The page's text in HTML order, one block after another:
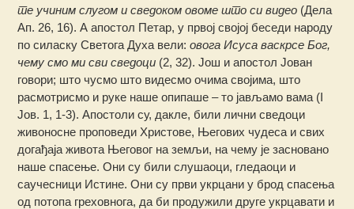
те учиним слугом и сведоком овоме што си видео (Дела
Ап. 26, 16). А апостол Петар, у првој својој беседи народу
по силаску Светога Духа вели:овога Исуса васкрсе Бог,
чему смо ми сви сведоци (2, 32). Још и апостол Јован
говори; што чусмо што видесмо очима својима, што
расмотрисмо и руке наше опипаше – то јављамо вама (I
Јов. 1, 1-3). Апостоли су, дакле, били лични сведоци
живоносне проповеди Христове, Његових чудеса и свих
догађаја живота Његовог на земљи, на чему је засновано
наше спасење. Они су били слушаоци, гледаоци и
саучесници Истине. Они су први укрцани у брод спасења
од потопа греховнога, да би продужили друге укрцавати и